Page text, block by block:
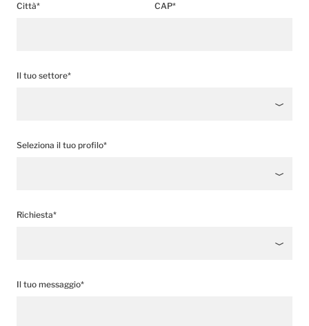
Città* CAP*
Il tuo settore*
Seleziona il tuo profilo*
Richiesta*
Il tuo messaggio*